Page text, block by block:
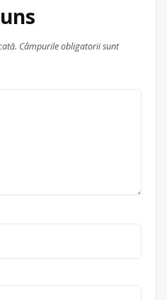
Câmpurile obligatorii sunt